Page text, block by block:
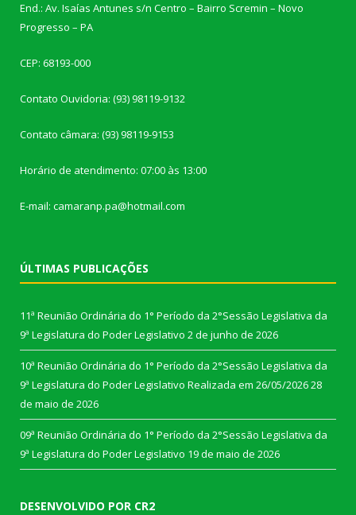
End.: Av. Isaías Antunes s/n Centro – Bairro Scremin – Novo
Progresso – PA
CEP: 68193-000
Contato Ouvidoria: (93) 98119-9132
Contato câmara: (93) 98119-9153
Horário de atendimento: 07:00 às 13:00
E-mail: camaranp.pa@hotmail.com
ÚLTIMAS PUBLICAÇÕES
11ª Reunião Ordinária do 1° Período da 2°Sessão Legislativa da
9ª Legislatura do Poder Legislativo 2 de junho de 2026
10ª Reunião Ordinária do 1° Período da 2°Sessão Legislativa da
9ª Legislatura do Poder Legislativo Realizada em 26/05/202628
de maio de 2026
09ª Reunião Ordinária do 1° Período da 2°Sessão Legislativa da
9ª Legislatura do Poder Legislativo 19 de maio de 2026
DESENVOLVIDO POR CR2